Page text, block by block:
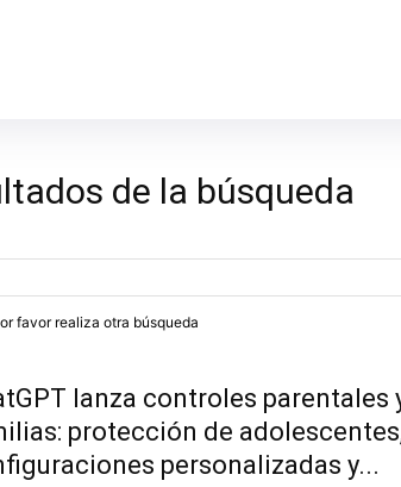
de la búsqueda
favor realiza otra búsqueda
lanza controles parentales
protección de
personalizadas y...